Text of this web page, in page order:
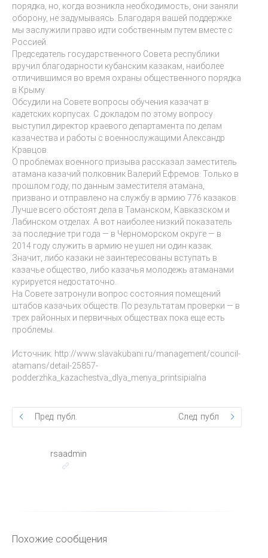
порядка, но, когда возникла необходимость, они заняли
оборону, не задумываясь. Благодаря вашей поддержке
мы заслужили право идти собственным путем вместе с
Россией.
Председатель государственного Совета республики
вручил благодарности кубанским казакам, наиболее
отличившимся во время охраны общественного порядка
в Крыму.
Обсудили на Совете вопросы обучения казачат в
кадетских корпусах. С докладом по этому вопросу
выступил директор краевого департамента по делам
казачества и работы с военнослужащими Александр
Кравцов.
О проблемах военного призыва рассказал заместитель
атамана казачий полковник Валерий Ефремов. Только в
прошлом году, по данным заместителя атамана,
призвано и отправлено на службу в армию 776 казаков.
Лучше всего обстоят дела в Таманском, Кавказском и
Лабинском отделах. А вот наиболее низкий показатель
за последние три года — в Черноморском округе — в
2014 году служить в армию не ушел ни один казак.
Значит, либо казаки не заинтересованы вступать в
казачье общество, либо казачья молодежь атаманами
курируется недостаточно.
На Совете затронули вопрос состояния помещений
штабов казачьих обществ. По результатам проверки — в
трех районных и первичных обществах пока еще есть
проблемы.
Источник: http://www.slavakubani.ru/management/council-
atamans/detail-25857-
podderzhka_kazachestva_dlya_menya_printsipialna
Пред. публ. След. публ.
rsaadmin
Похожие сообщения